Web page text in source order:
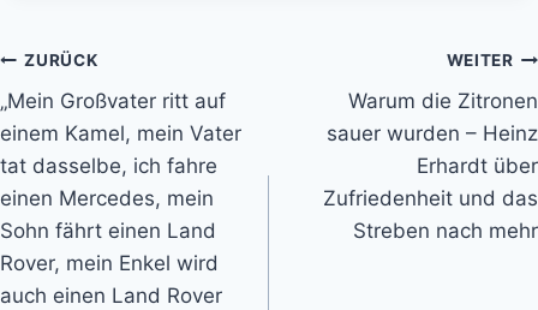
Beitragsnavigation
ZURÜCK
„Mein Großvater ritt auf
einem Kamel, mein Vater
tat dasselbe, ich fahre
einen Mercedes, mein
Sohn fährt einen Land
Rover, mein Enkel wird
auch einen Land Rover
WEITER
Warum die Zitronen
sauer wurden – Heinz
Erhardt über
Zufriedenheit und das
Streben nach mehr